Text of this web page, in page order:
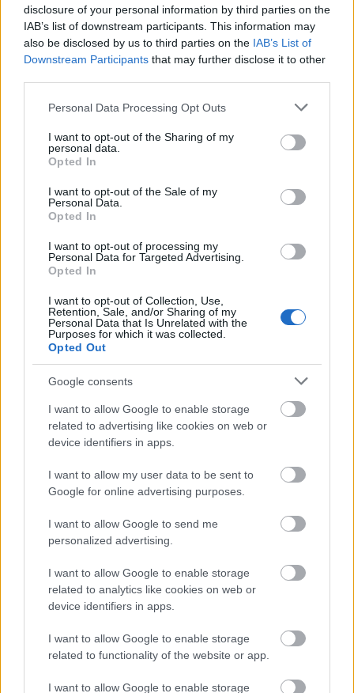
disclosure of your personal information by third parties on the
IAB’s list of downstream participants. This information may
also be disclosed by us to third parties on the IAB’s List of
Downstream Participants that may further disclose it to other
Please note that this website/app uses one or more Google
not limited to your visit or usage behaviour. You may click to
grant or deny consent to Google and its third-party tags to
use your data for below specified purposes in below Google
consent section.
Personal Data Processing Opt Outs
I want to opt-out of the Sharing of my
personal data.
Opted In
I want to opt-out of the Sale of my
Personal Data.
Opted In
I want to opt-out of processing my
Personal Data for Targeted Advertising.
Opted In
I want to opt-out of Collection, Use,
Retention, Sale, and/or Sharing of my
Personal Data that Is Unrelated with the
Purposes for which it was collected.
Opted Out
Google consents
I want to allow Google to enable storage
related to advertising like cookies on web or
device identifiers in apps.
I want to allow my user data to be sent to
Google for online advertising purposes.
I want to allow Google to send me
personalized advertising.
I want to allow Google to enable storage
related to analytics like cookies on web or
device identifiers in apps.
I want to allow Google to enable storage
related to functionality of the website or app.
I want to allow Google to enable storage
A sorozat előző epizódja, a Jurassic Park III.
több mint egy évtizeddel ezelőtt hódított a
filmszínházakban.
Forrás:MTI
Film Sci-fi Thriller
VÁLHATTÁL VOLNA?
TERMÉSZETFELETTI ERŐK ÉS ELFELEDETT
TITKOK: ITT A SHELBY OAKS – A GONOSZ
NYOMÁBAN MAGYAR ELŐZETESE
SZÁGULDÁS, SÁRKÁNYOK, ROSSZFIÚK – A NYÁR